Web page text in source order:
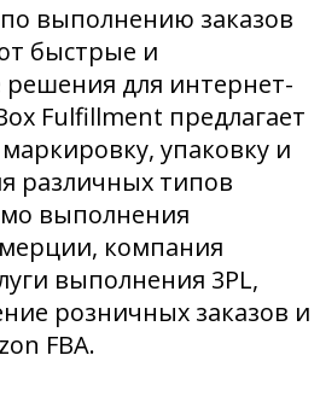
выполнению заказов
быстрые и
для интернет-
Fulfillment предлагает
упаковку и
различных типов
выполнения
компания
выполнения 3PL,
розничных заказов и
FBA.